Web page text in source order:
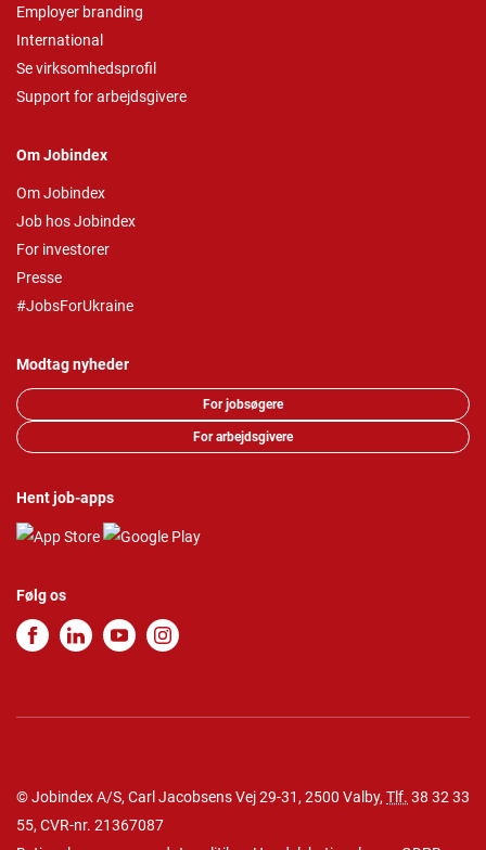
Employer branding
International
Se virksomhedsprofil
Support for arbejdsgivere
Om Jobindex
Om Jobindex
Job hos Jobindex
For investorer
Presse
#JobsForUkraine
Modtag nyheder
For jobsøgere
For arbejdsgivere
Hent job-apps
Følg os
© Jobindex A/S, Carl Jacobsens Vej 29-31, 2500 Valby, Tlf. 38 32 33
55, CVR-nr. 21367087